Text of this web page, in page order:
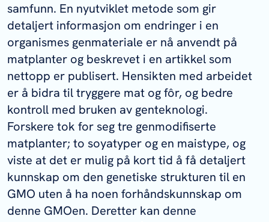
samfunn. En nyutviklet metode som gir
detaljert informasjon om endringer i en
organismes genmateriale er nå anvendt på
matplanter og beskrevet i en artikkel som
nettopp er publisert. Hensikten med arbeidet
er å bidra til tryggere mat og fôr, og bedre
kontroll med bruken av genteknologi.
Forskere tok for seg tre genmodifiserte
matplanter; to soyatyper og en maistype, og
viste at det er mulig på kort tid å få detaljert
kunnskap om den genetiske strukturen til en
GMO uten å ha noen forhåndskunnskap om
denne GMOen. Deretter kan denne